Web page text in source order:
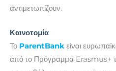
αντιμετωπίζουν.
Καινοτομία
Το ParentBank είναι
από το Πρόγραμμα Erasmus+